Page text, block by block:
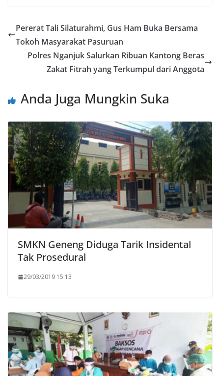
Pererat Tali Silaturahmi, Gus Ham Buka Bersama
Tokoh Masyarakat Pasuruan
Polres Nganjuk Salurkan Ribuan Kantong Beras
Zakat Fitrah yang Terkumpul dari Anggota
Anda Juga Mungkin Suka
SMKN Geneng Diduga Tarik Insidental
Tak Prosedural
29/03/2019 15:13